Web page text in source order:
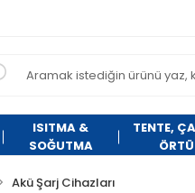
ISITMA &
SOĞUTMA
TENTE,
ÖRTÜ
Akü Şarj Cihazları